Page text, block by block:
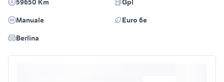
59650 Km
Gpl
Manuale
Euro 6e
Berlina